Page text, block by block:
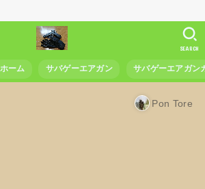
ホーム サバゲーエアガン サバゲーエアガン
SEARCH
Pon Tore